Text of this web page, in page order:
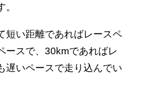
短い距離であればレースペ
ースで、30kmであればレ
遅いペースで走り込んでい